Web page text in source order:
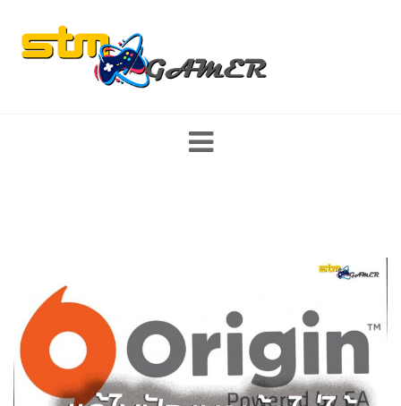
content
mobile และ PC มาแรง เกมใหม่ พร้อมแนะนำสเปคคอม อุปกรณ์เกม
มิ่ง เทคโนโลยี ที่สายเกมเมอร์ไม่ควรพลาด